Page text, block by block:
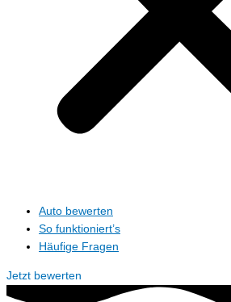
Auto bewerten
So funktioniert’s
Häufige Fragen
Jetzt bewerten